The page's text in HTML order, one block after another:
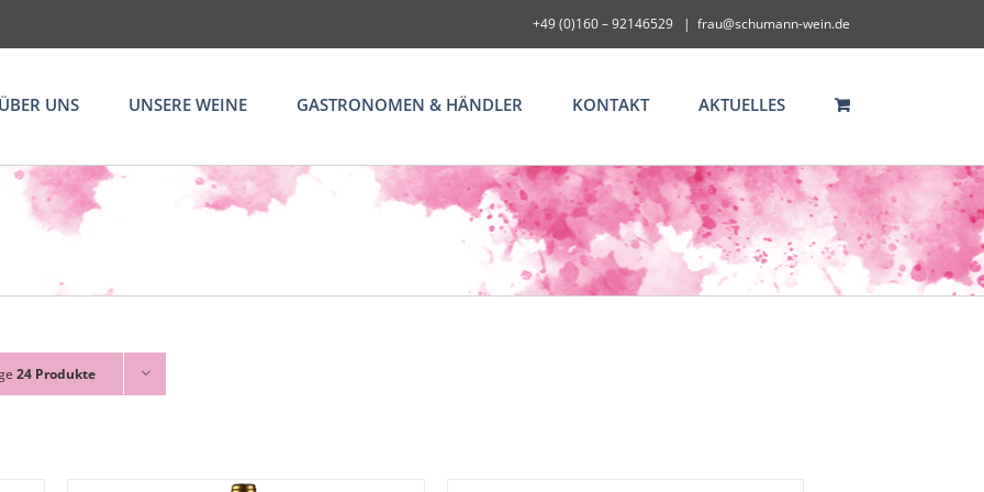
+49 (0)160 – 92146529 | frau@schumann-wein.de
ÜBER UNS UNSERE WEINE GASTRONOMEN & HÄNDLER KONTAKT AKTUELLES
24 Produkte